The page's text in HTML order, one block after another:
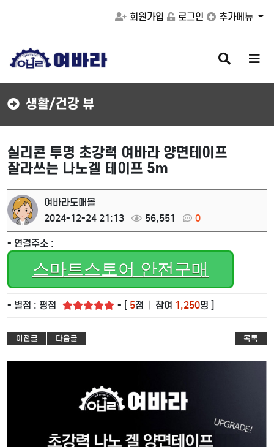
회원가입 로그인 추가메뉴
검
색
버
메
버
생활/건강 뷰
실리콘 투명 초강력 여바라 양면테이프
잘라쓰는 나노겔 테이프 5m
여바라도매몰
2024-12-24 21:13
56,551 0
- 연결주소 :
스마트스토어 안전구매
- 별점 : 평점 - [ 5점 참여 1,250명 ]
이전글 다음글 목록